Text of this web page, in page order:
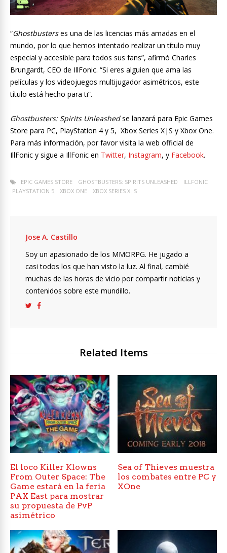
“Ghostbusterses una de las licencias más amadas en el
mundo, por lo que hemos intentado realizar un título muy
especial y accesible para todos sus fans”, afirmó Charles
Brungardt, CEO de IllFonic. “Si eres alguien que ama las
películas y los videojuegos multijugador asimétricos, este
título está hecho para ti”.
Ghostbusters: Spirits Unleashedse lanzará para Epic Games
Store para PC, PlayStation 4 y 5, Xbox Series X|S y Xbox One.
Para más información, por favor visita la web official de
IllFonic y sigue a IllFonic en Twitter, Instagram, y Facebook.
EPIC GAMES STORE GHOSTBUSTERS: SPIRITS UNLEASHED
ILLFONIC
PLAYSTATION 5
XBOX ONE XBOX SERIES X|S
Jose A. Castillo
Soy un apasionado de los MMORPG. He jugado a
casi todos los que han visto la luz. Al final, cambié
muchas de las horas de vicio por compartir noticias y
contenidos sobre este mundillo.
Related Items
El loco Killer Klowns
From Outer Space: The
Game estará en la feria
PAX East para mostrar
su propuesta de PvP
asimétrico
Sea of Thieves muestra
los combates entre PC y
XOne